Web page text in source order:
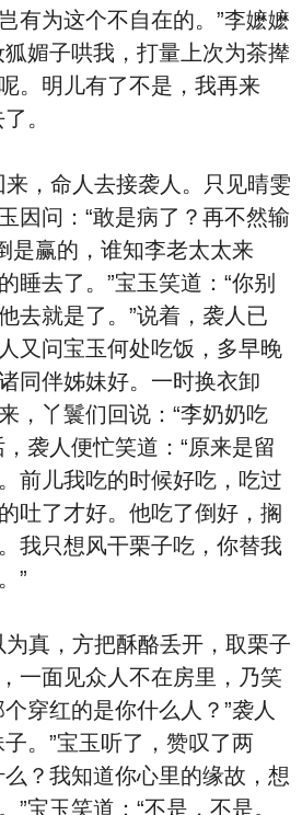
有为这个不自在的。”李嬷嬷
媚子哄我，打量上次为茶撵
。明儿有了不是，我再来
。
命人去接袭人。只见晴雯
因问：“敢是病了？再不然输
是赢的，谁知李老太太来
睡去了。”宝玉笑道：“你别
去就是了。”说着，袭人已
又问宝玉何处吃饭，多早晚
同伴姊妹好。一时换衣卸
，丫鬟们回说：“李奶奶吃
袭人便忙笑道：“原来是留
前儿我吃的时候好吃，吃过
吐了才好。他吃了倒好，搁
我只想风干栗子吃，你替我
”
，方把酥酪丢开，取栗子
一面见众人不在房里，乃笑
穿红的是你什么人？”袭人
。”宝玉听了，赞叹了两
？我知道你心里的缘故，想
”宝玉笑道：“不是，不是。